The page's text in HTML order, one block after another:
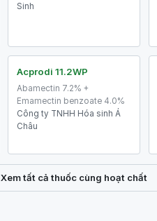
Sinh
Acprodi 11.2WP
Abamectin 7.2% +
Emamectin benzoate 4.0%
Công ty TNHH Hóa sinh Á
Châu
Xem tất cả thuốc cùng hoạt chất